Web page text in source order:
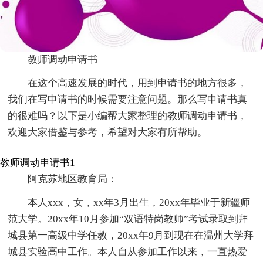
教师调动申请书
在这个高速发展的时代，用到申请书的地方很多，
我们在写申请书的时候需要注意问题。那么写申请书真
的很难吗？以下是小编帮大家整理的教师调动申请书，
欢迎大家借鉴与参考，希望对大家有所帮助。
教师调动申请书1
阿克苏地区教育局：
本人xxx，女，xx年3月出生，20xx年毕业于新疆师
范大学。20xx年10月参加“双语特岗教师”考试录取到拜
城县第一高级中学任教，20xx年9月到现在在温州大学拜
城县实验高中工作。本人自从参加工作以来，一直热爱